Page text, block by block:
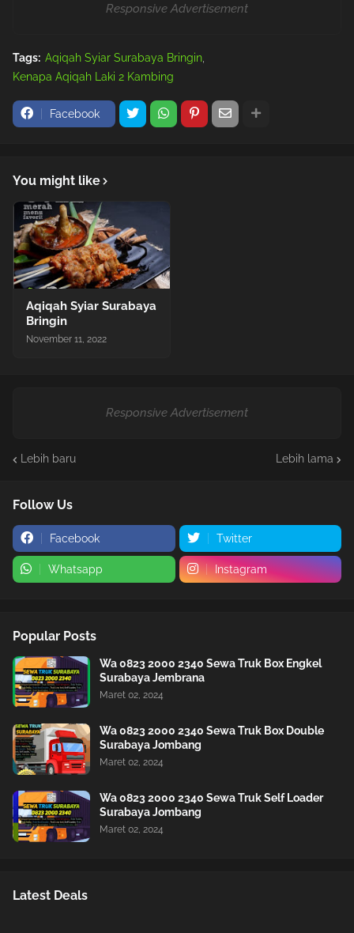
Responsive Advertisement
Tags: Aqiqah Syiar Surabaya Bringin
Kenapa Aqiqah Laki 2 Kambing
Facebook
You might like
Aqiqah Syiar Surabaya
Bringin
November 11, 2022
Responsive Advertisement
Lebih baru Lebih lama
Follow Us
Facebook Twitter
Whatsapp Instagram
Popular Posts
Wa 0823 2000 2340 Sewa Truk Box Engkel
Surabaya Jembrana
Maret 02, 2024
Wa 0823 2000 2340 Sewa Truk Box Double
Surabaya Jombang
Maret 02, 2024
Wa 0823 2000 2340 Sewa Truk Self Loader
Surabaya Jombang
Maret 02, 2024
Latest Deals